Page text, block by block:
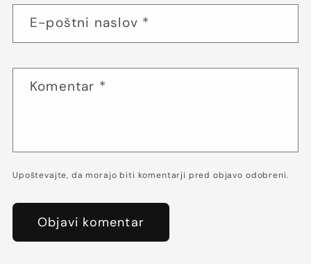
E-poštni naslov *
Komentar *
Upoštevajte, da morajo biti komentarji pred objavo odobreni.